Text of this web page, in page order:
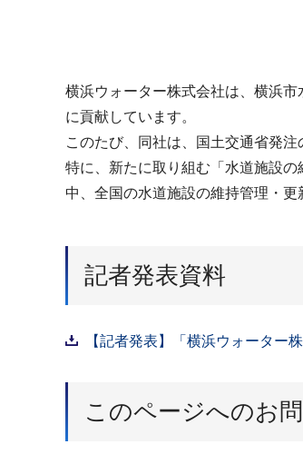
横浜ウォーター株式会社は、横浜
に貢献しています。
このたび、同社は、国土交通省発
特に、新たに取り組む「水道施設
中、全国の水道施設の維持管理・
記者発表資料
【記者発表】「横浜ウォーター
このページへのお